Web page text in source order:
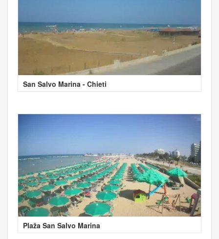
San Salvo Marina - Chieti
Plaža San Salvo Marina